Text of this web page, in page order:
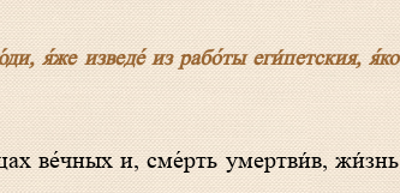
я́же изведе́ из рабо́ты еги́петския, я́ко